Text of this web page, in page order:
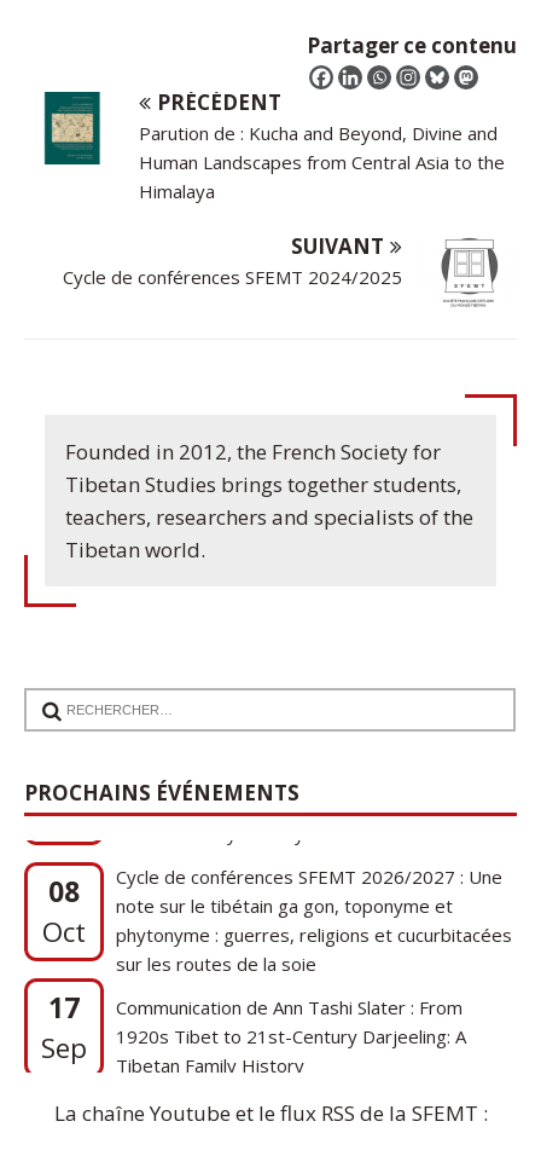
Partager ce contenu
PRÉCÉDENT
Parution de : Kucha and Beyond, Divine and
Human Landscapes from Central Asia to the
Himalaya
SUIVANT
Cycle de conférences SFEMT 2024/2025
Founded in 2012, the French Society for
Tibetan Studies brings together students,
teachers, researchers and specialists of the
Tibetan world.
PROCHAINS ÉVÉNEMENTS
Sep
1920s Tibet to 21st-Century Darjeeling: A
Tibetan Family History
08
Oct
note sur le tibétain ga gon, toponyme et
phytonyme : guerres, religions et cucurbitacées
sur les routes de la soie
17
Sep
1920s Tibet to 21st-Century Darjeeling: A
Tibetan Family History
La chaîne Youtube et le flux RSS de la SFEMT :